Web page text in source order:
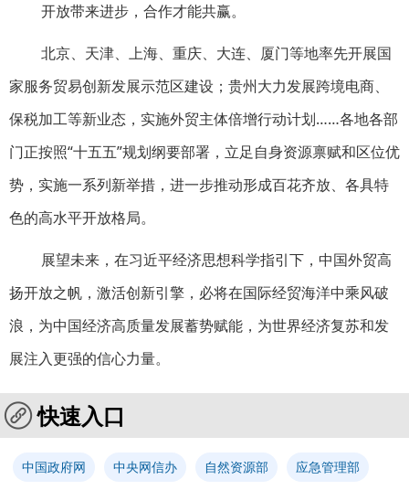
开放带来进步，合作才能共赢。
北京、天津、上海、重庆、大连、厦门等地率先开展国
家服务贸易创新发展示范区建设；贵州大力发展跨境电商、
保税加工等新业态，实施外贸主体倍增行动计划……各地各部
门正按照“十五五”规划纲要部署，立足自身资源禀赋和区位优
势，实施一系列新举措，进一步推动形成百花齐放、各具特
色的高水平开放格局。
展望未来，在习近平经济思想科学指引下，中国外贸高
扬开放之帆，激活创新引擎，必将在国际经贸海洋中乘风破
浪，为中国经济高质量发展蓄势赋能，为世界经济复苏和发
展注入更强的信心力量。
快速入口
中国政府网 中央网信办 自然资源部 应急管理部